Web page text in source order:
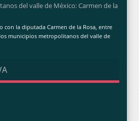
del valle de México: Carmen de la
con la diputada Carmen de la Rosa, entre
municipios metropolitanos del valle de